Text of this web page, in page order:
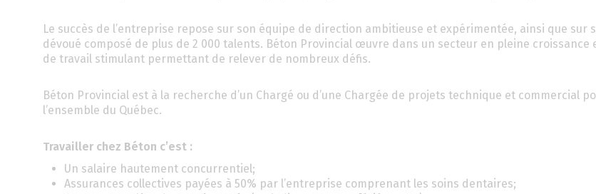
Le succès de l’entreprise repose sur son équipe de direction ambitieuse et expérimentée, ainsi que sur
dévoué composé de plus de 2 000 talents. Béton Provincial œuvre dans un secteur en pleine croissance
de travail stimulant permettant de relever de nombreux défis.
Béton Provincial est à la recherche d’un Chargé ou d’une Chargée de projets technique et commercial
l’ensemble du Québec.
Travailler chez Béton c’est :
Un salaire hautement concurrentiel;
Assurances collectives payées à 50% par l’entreprise comprenant les soins dentaires;